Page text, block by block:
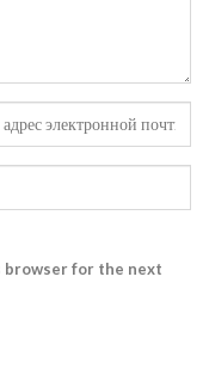
browser for the next